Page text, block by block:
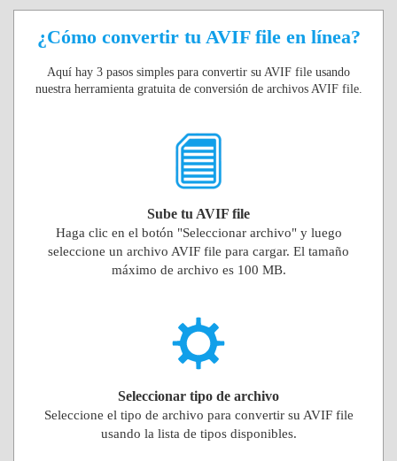
¿Cómo convertir tu AVIF file en línea?
Aquí hay 3 pasos simples para convertir su AVIF file usando
nuestra herramienta gratuita de conversión de archivos AVIF file.
Sube tu AVIF file
Haga clic en el botón "Seleccionar archivo" y luego
seleccione un archivo AVIF file para cargar. El tamaño
máximo de archivo es 100 MB.
Seleccionar tipo de archivo
Seleccione el tipo de archivo para convertir su AVIF file
usando la lista de tipos disponibles.